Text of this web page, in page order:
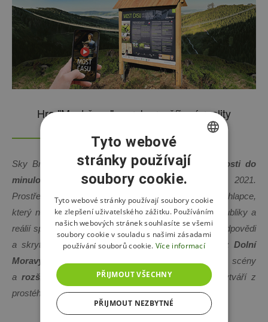
Hra "Most času" s prvky rozšířené reality
Sky Bridge 721přenese návštěvníka ze současnosti do
minulosti
do období let 1938 - 2021.
Prostřednictvím
poutavého příběhu
z úst 16tiletého chlapce,
který na pozadí skutečných událostí historie naší republiky a
reálií spojených s místní přírodou a krajem, objevuje odpovědi
a skryté pravdy ve svévlastní rodině původem z Dolní
Moravy
. Jedinečný scénář, vlastní natočené video scény
a rozšířená realita na displeji vašeho telefonu
vytváří z
prostého výletu něco zcelavýjimečného.
CZECH
ENGLISH
POLISH
Tyto webové
stránky používají
soubory cookie.
Tyto webové stránky používají soubory cookie
ke zlepšení uživatelského zážitku. Používáním
našich webových stránek souhlasíte se všemi
soubory cookie v souladu s našimi zásadami
používání souborů cookie. Více informací
PŘIJMOUT VŠECHNY
PŘIJMOUT NEZBYTNÉ